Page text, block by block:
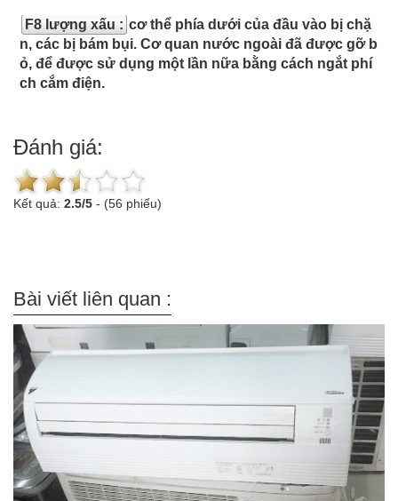
F8 lượng xấu : cơ thể phía dưới của đầu vào bị chặ
n, các bị bám bụi. Cơ quan nước ngoài đã được gỡ b
ỏ, để được sử dụng một lần nữa bằng cách ngắt phí
ch cắm điện.
Đánh giá:
Kết quả: 2.5/5 - (56 phiếu)
Bài viết liên quan :